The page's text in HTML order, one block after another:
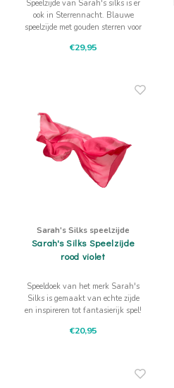
Speelzijde van Sarah's silks is er
ook in Sterrennacht. Blauwe
speelzijde met gouden sterren voor
je bed!
€29,95
Sarah's Silks speelzijde
Sarah's Silks Speelzijde
rood violet
Speeldoek van het merk Sarah's
Silks is gemaakt van echte zijde
en inspireren tot fantasierijk spel!
€20,95